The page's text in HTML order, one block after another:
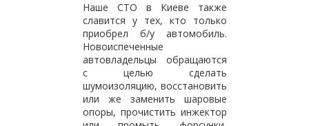
Наше СТО в Киеве также
славится у тех, кто только
приобрел б/у автомобиль.
Новоиспеченные
автовладельцы обращаются
с целью сделать
шумоизоляцию, восстановить
или же заменить шаровые
опоры, прочистить инжектор